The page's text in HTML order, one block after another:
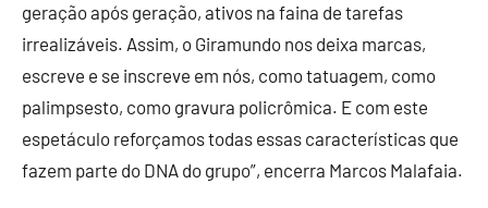
geração após geração, ativos na faina de tarefas
irrealizáveis. Assim, o Giramundo nos deixa marcas,
escreve e se inscreve em nós, como tatuagem, como
palimpsesto, como gravura policrômica. E com este
espetáculo reforçamos todas essas características que
fazem parte do DNA do grupo”, encerra Marcos Malafaia.